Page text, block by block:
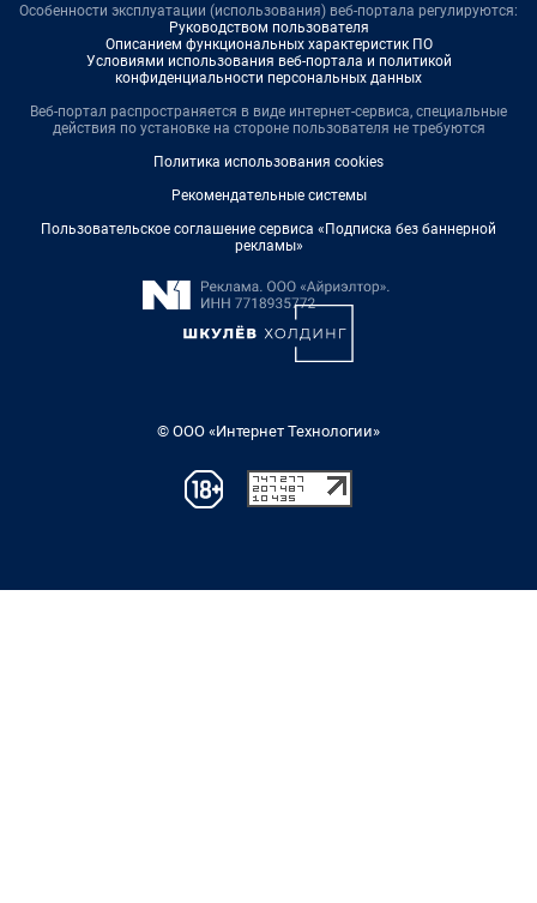
Особенности эксплуатации (использования) веб-портала регулируются:
Руководством пользователя
Описанием функциональных характеристик ПО
Условиями использования веб-портала и политикой
конфиденциальности персональных данных
Веб-портал распространяется в виде интернет-сервиса, специальные
действия по установке на стороне пользователя не требуются
Политика использования cookies
Рекомендательные системы
Пользовательское соглашение сервиса «Подписка без баннерной
рекламы»
© ООО «Интернет Технологии»